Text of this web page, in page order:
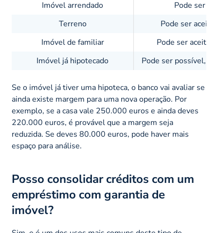
Imóvel arrendado
Pode ser
Terreno
Pode ser
Imóvel de familiar
Pode ser aceite
Imóvel já hipotecado
Pode ser possível,
Se o imóvel já tiver uma hipoteca, o banco vai avaliar se
ainda existe margem para uma nova operação. Por
exemplo, se a casa vale 250.000 euros e ainda deves
220.000 euros, é provável que a margem seja
reduzida. Se deves 80.000 euros, pode haver mais
espaço para análise.
Posso consolidar créditos com um
empréstimo com garantia de
imóvel?